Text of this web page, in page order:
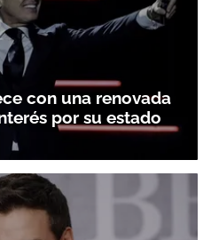
con una renovada
por su estado